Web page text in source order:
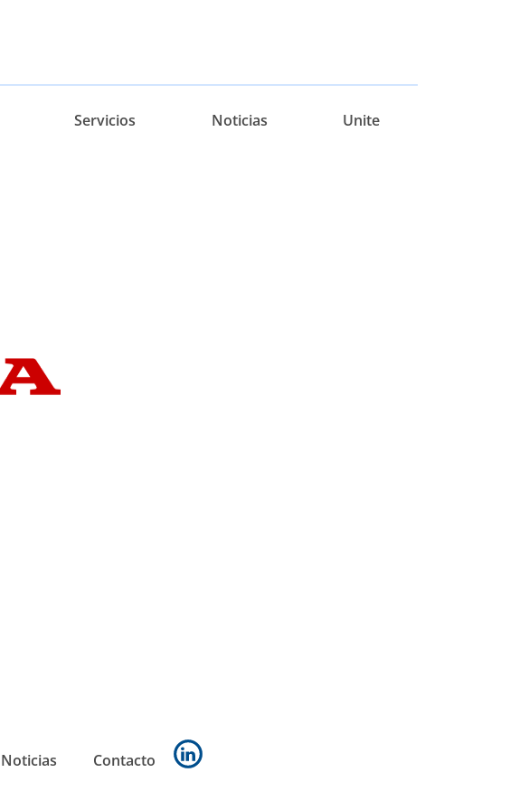
Servicios Noticias Unite
Noticias Contacto